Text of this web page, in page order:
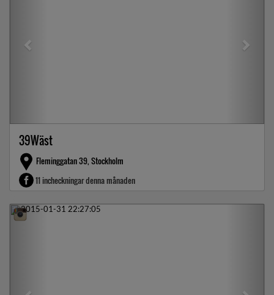
39Wäst
Fleminggatan 39, Stockholm
11 incheckningar denna månaden
Previous